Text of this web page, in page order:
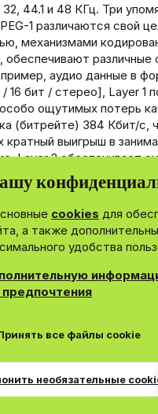
44.1 и 48 КГц. Три
1 различаются свой
механизмами
обеспечивают различные
аудио данные в
16 бит / стерео], Layer 1
ощутимых потерь
(битрейте) 384 Кбит/с,
кратный выигрыш в
Layer 2 обеспечивает
при 192 - 224 Кбит/с, а
Нельзя говорить о
уровня перед другим,
разработан для
Например,
что фактически он
в 8-12 раз (в
ощутимых потерь
всех уровней. Layer 2
в виду более
сигнала в процессе
cookies для
а также
удобства
все файлы cookie
необязательные